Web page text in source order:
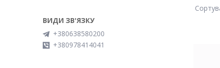
+380638580200
+380978414041